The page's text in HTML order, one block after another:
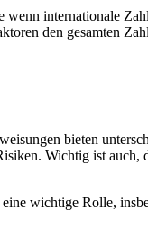
wenn internationale
den gesamten
bieten
Wichtig ist auch,
eine wichtige Rolle,